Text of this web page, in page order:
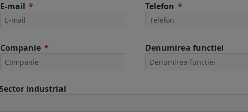
E-mail Telefon
Companie Denumirea functiei
industrial